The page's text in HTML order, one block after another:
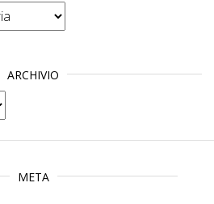
ARCHIVIO
META